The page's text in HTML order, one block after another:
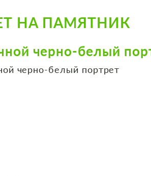
НА ПАМЯТНИК
черно-белый
Ручной черно-белый портрет